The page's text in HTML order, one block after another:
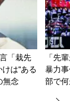
「栽先
は“ある
無念
「先
暴力
部で